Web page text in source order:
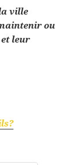
ville
ou
leur